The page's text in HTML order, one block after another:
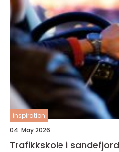
inspiration
04. May 2026
Trafikkskole i sandefjord slik finner du riktig